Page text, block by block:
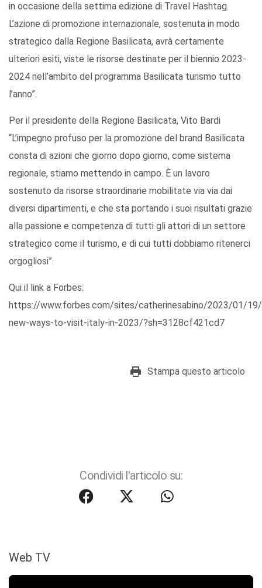
in occasione della settima edizione di Travel Hashtag.
L’azione di promozione internazionale, sostenuta in modo
strategico dalla Regione Basilicata, avrà certamente
ulteriori esiti, viste le risorse destinate per il biennio 2023-
2024 nell’ambito del programma Basilicata turismo tutto
l’anno”.
Per il presidente della Regione Basilicata, Vito Bardi
“L’impegno profuso per la promozione del brand Basilicata
consta di azioni che giorno dopo giorno, come sistema
regionale, stiamo mettendo in campo. È un lavoro
sostenuto da risorse straordinarie mobilitate via via dai
diversi dipartimenti, e che sta portando i suoi risultati grazie
alla passione e competenza di tutti gli attori di un settore
strategico come il turismo, e di cui tutti dobbiamo ritenerci
orgogliosi”.
Qui il link a Forbes:
https://www.forbes.com/sites/catherinesabino/2023/01/
new-ways-to-visit-italy-in-2023/?sh=3128cf421cd7
Stampa questo articolo
Condividi l'articolo su:
Web TV